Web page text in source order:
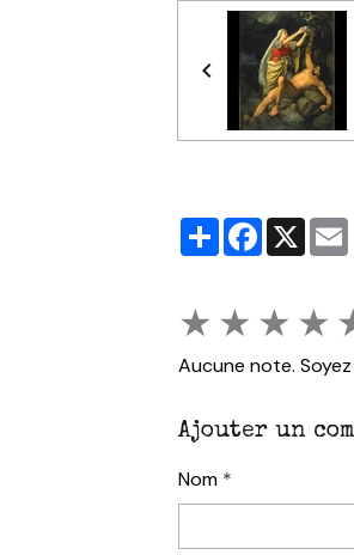
PartagerFacebook
X
★ ★ ★ ★
Aucune note.
Ajouter un
Nom